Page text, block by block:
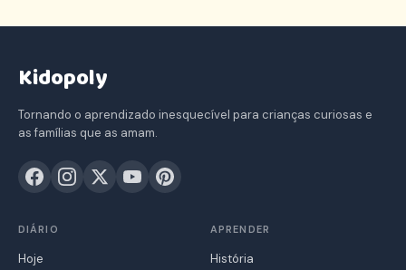
Kidopoly
Tornando o aprendizado inesquecível para crianças curiosas e
as famílias que as amam.
DIÁRIO
Hoje
APRENDER
História